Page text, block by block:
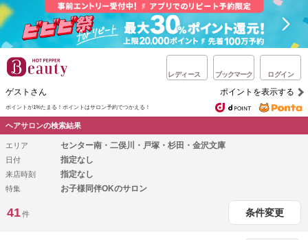
レディース ブックマーク ログイン
ゲストさん ポイントを表示する
ポイントが1%たまる！ ポイントはサロン予約でつかえる！
ヘアサロンの検索結果
エリア センター南・二俣川・戸塚・杉田・金沢文庫
日付 指定なし
来店時刻 指定なし
特集 お子様同伴OKのサロン
41件 条件変更